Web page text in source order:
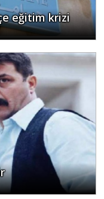
eğitim krizi